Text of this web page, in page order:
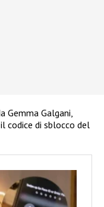
Gemma Galgani,
codice di sblocco del